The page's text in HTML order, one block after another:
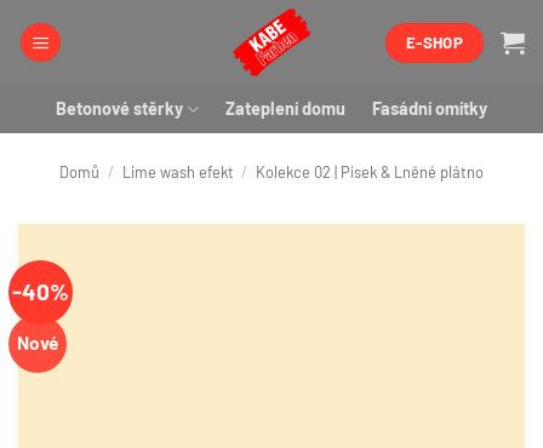
E-SHOP
Betonové stěrky Zateplení domu Fasádní omítky
Domů / Lime wash efekt / Kolekce 02 | Písek & Lněné plátno
-40%
Nové